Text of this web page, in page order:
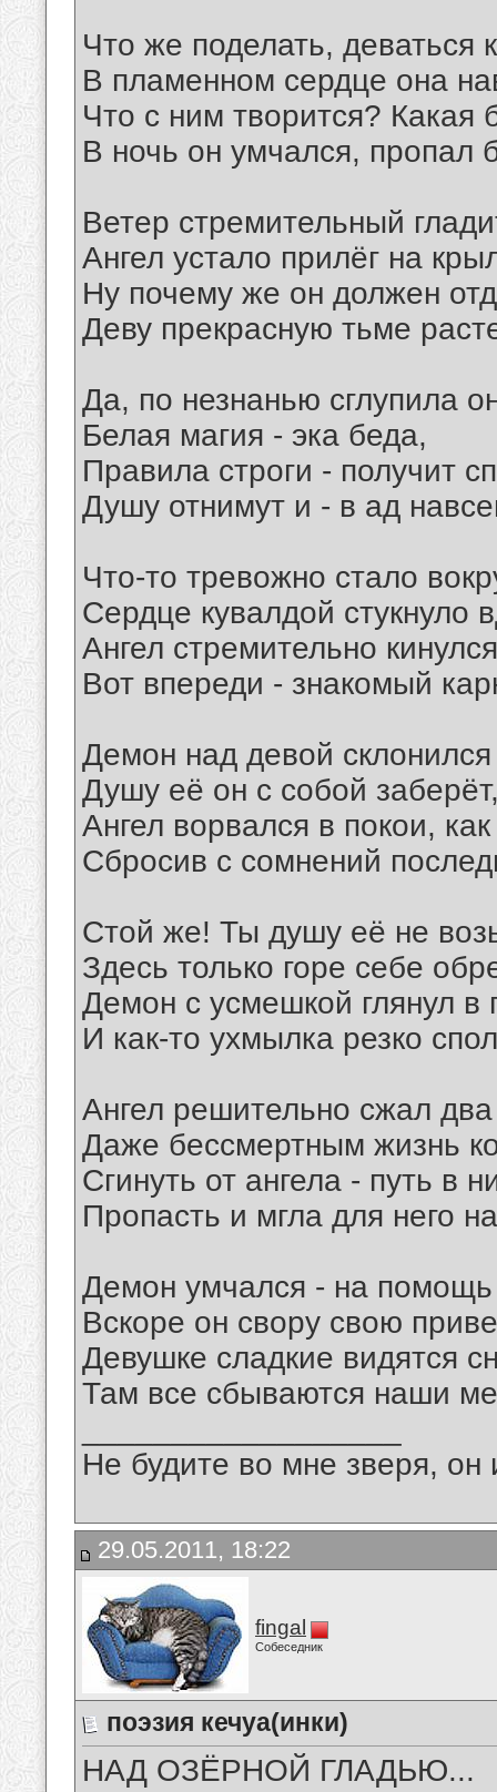
Что же поделать, деваться
В пламенном сердце она
Что с ним творится? Какая
В ночь он умчался, пропал
Ветер стремительный
Ангел устало прилёг на
Ну почему же он должен
Деву прекрасную тьме
Да, по незнанью сглупила
Белая магия - эка беда,
Правила строги - получит
Душу отнимут и - в ад
Что-то тревожно стало
Сердце кувалдой стукнуло
Ангел стремительно
Вот впереди - знакомый
Демон над девой
Душу её он с собой
Ангел ворвался в покои,
Сбросив с сомнений
Стой же! Ты душу её не
Здесь только горе себе
Демон с усмешкой глянул в
И как-то ухмылка резко
Ангел решительно сжал два
Даже бессмертным жизнь
Сгинуть от ангела - путь в
Пропасть и мгла для него
Демон умчался - на помощь
Вскоре он свору свою
Девушке сладкие видятся
Там все сбываются наши
Не будите во мне зверя, он
29.05.2011, 18:22
fingal
Собеседник
поэзия кечуа(инки)
НАД ОЗЁРНОЙ ГЛАДЬЮ...